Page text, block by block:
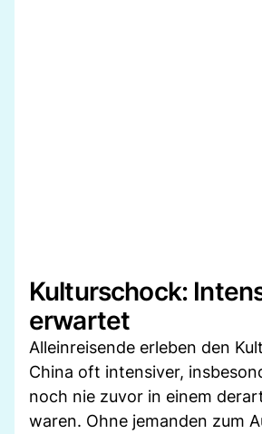
Kulturschock:
erwartet
Alleinreisende erleben den
China oft intensiver,
noch nie zuvor in einem
waren. Ohne jemanden zum